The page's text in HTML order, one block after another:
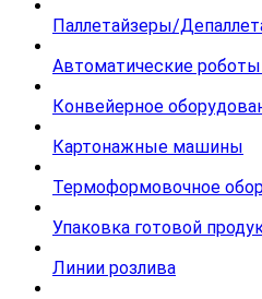
Паллетайзеры/
Автоматические роботы
Конвейерное
Картонажные машины
Термоформовочное
Упаковка готовой
Линии розлива